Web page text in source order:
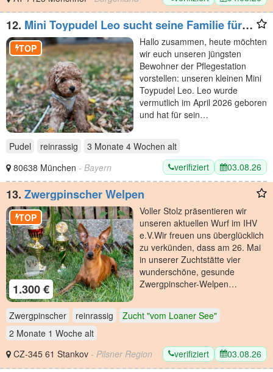
12. Mini Toypudel Leo sucht seine Familie fürs
Leben
TOP
Hallo zusammen, heute möchten
wir euch unseren jüngsten
Bewohner der Pflegestation
vorstellen: unseren kleinen Mini
Toypudel Leo. Leo wurde
vermutlich im April 2026 geboren
und hat für sein…
Pudel reinrassig 3 Monate 4 Wochen alt
80638 München - Bayern verifiziert 03.08.26
13. Zwergpinscher Welpen
1.300 €
TOP
​Voller Stolz präsentieren wir
unseren aktuellen Wurf im IHV
e.V. ​Wir freuen uns überglücklich
zu verkünden, dass am 26. Mai
in unserer Zuchtstätte vier
wunderschöne, gesunde
Zwergpinscher-Welpen…
Zwergpinscher reinrassig
Zucht "vom Loaner See"
2 Monate 1 Woche alt
CZ-345 61 Stankov - Pilsner Region verifiziert 03.08.26